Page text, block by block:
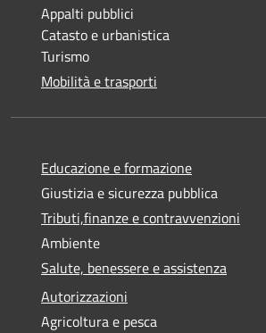
Appalti pubblici
Catasto e urbanistica
Turismo
Mobilità e trasporti
Educazione e formazione
Giustizia e sicurezza pubblica
Tributi,finanze e contravvenzioni
Ambiente
Salute, benessere e assistenza
Autorizzazioni
Agricoltura e pesca